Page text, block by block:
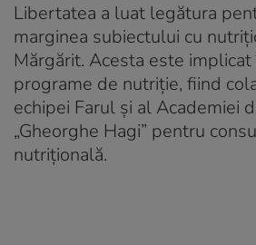
Libertatea a luat legătura
marginea subiectului cu
Mărgărit. Acesta este
programe de nutriție, fiind
echipei Farul și al Academiei
„Gheorghe Hagi” pentru
nutrițională.